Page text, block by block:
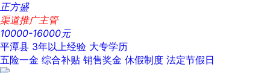
正方盛
渠道推广主管
10000-16000元
平潭县 3年以上经验 大专学历
五险一金 综合补贴 销售奖金 休假制度 法定节假日